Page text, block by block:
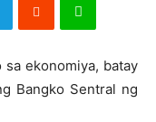
ekonomiya, batay
Bangko Sentral ng